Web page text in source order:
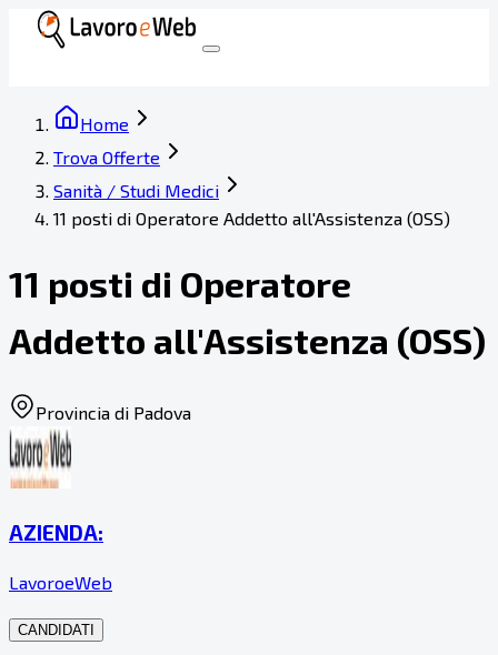
Home
Trova Offerte
Sanità / Studi Medici
11 posti di Operatore Addetto all'Assistenza (OSS)
11 posti di Operatore
Addetto all'Assistenza (OSS)
Provincia di Padova
AZIENDA:
LavoroeWeb
CANDIDATI